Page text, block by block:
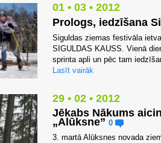
01 • 03 • 2012
Prologs, iedzīšana
Siguldas ziemas festivāla
SIGULDAS KAUSS. Vienā
sprinta apli un pēc tam
Lasīt vairāk
29 • 02 • 2012
Jēkabs Nākums
„Alūksne” 0
3. martā Alūksnes novada